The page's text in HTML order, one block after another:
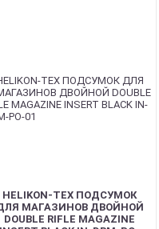
HELIKON-TEX ПОДСУМОК
МАГАЗИНОВ ДВОЙНОЙ
DOUBLE RIFLE MAGAZINE